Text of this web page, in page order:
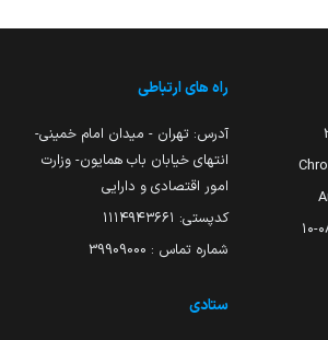
راه های ارتباطی
آدرس: تهران - میدان امام خمینی-
انتهای خیابان باب همایون- وزارت
امور اقتصادی و دارایی
کدپستی: ۱۱۱۴۹۴۳۶۶۱
شماره تماس : 39909000
ستادی